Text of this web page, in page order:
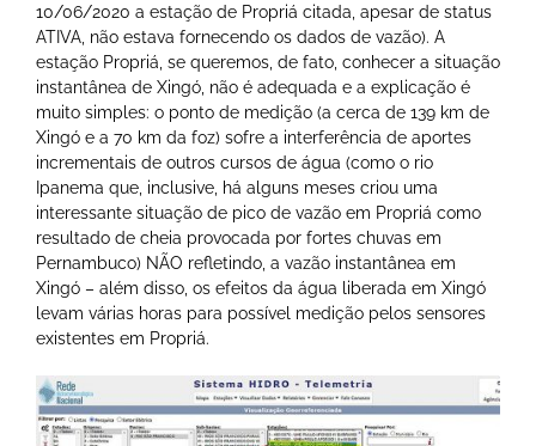
10/06/2020 a estação de Propriá citada, apesar de status
ATIVA, não estava fornecendo os dados de vazão). A
estação Propriá, se queremos, de fato, conhecer a situação
instantânea de Xingó, não é adequada e a explicação é
muito simples: o ponto de medição (a cerca de 139 km de
Xingó e a 70 km da foz) sofre a interferência de aportes
incrementais de outros cursos de água (como o rio
Ipanema que, inclusive, há alguns meses criou uma
interessante situação de pico de vazão em Propriá como
resultado de cheia provocada por fortes chuvas em
Pernambuco) NÃO refletindo, a vazão instantânea em
Xingó – além disso, os efeitos da água liberada em Xingó
levam várias horas para possível medição pelos sensores
existentes em Propriá.